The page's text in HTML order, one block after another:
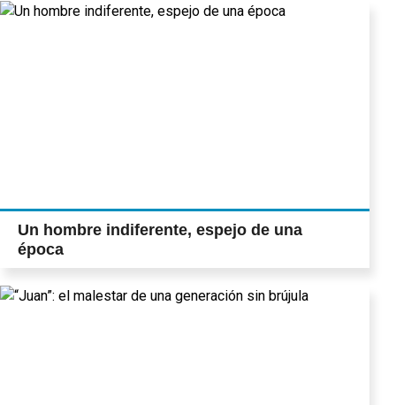
Un hombre indiferente, espejo de una
época